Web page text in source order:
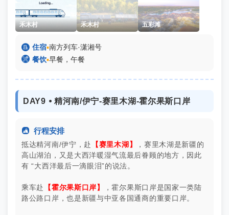
禾木村 禾木村 五彩滩
 住宿▪南方列车·潇湘号
 餐饮▪早餐，午餐
DAY9 ⦁ 精河南/伊宁-赛里木湖-霍尔果斯口岸
 行程安排
抵达精河南/伊宁，赴 【赛里木湖】
，赛里木湖是新疆的
高山湖泊，又是大西洋暖湿气流最后眷顾的地方，因此
有 “大西洋最后一滴眼泪”的说法。
乘车赴 【霍尔果斯口岸】
，霍尔果斯口岸是国家一类陆
路公路口岸，也是新疆与中亚各国通商的重要口岸。